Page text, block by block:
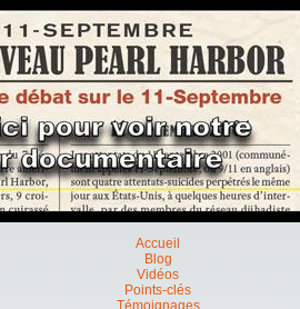
Accueil
Blog
Vidéos
Points-clés
Témoignages